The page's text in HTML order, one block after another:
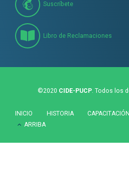
Suscríbete
Libro de Reclamaciones
©2020 CIDE-PUCP . Todos los
INICIO HISTORIA CAPACITACIÓN
ARRIBA